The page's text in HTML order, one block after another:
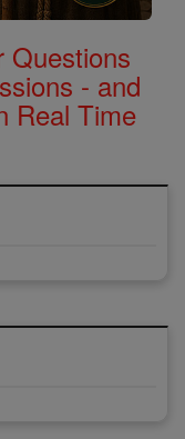
Questions
- and
Real Time